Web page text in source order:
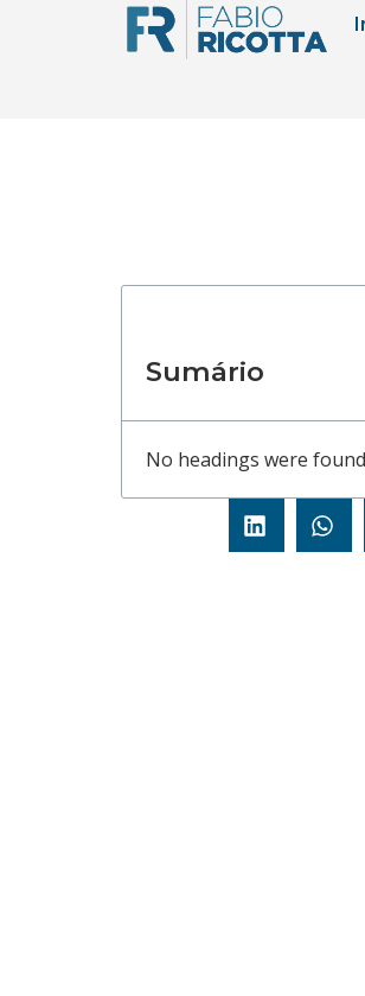
Sumário
No headings were